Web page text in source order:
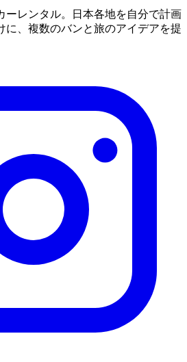
ーレンタル。日本各地を自分で計画
に、複数のバンと旅のアイデアを提